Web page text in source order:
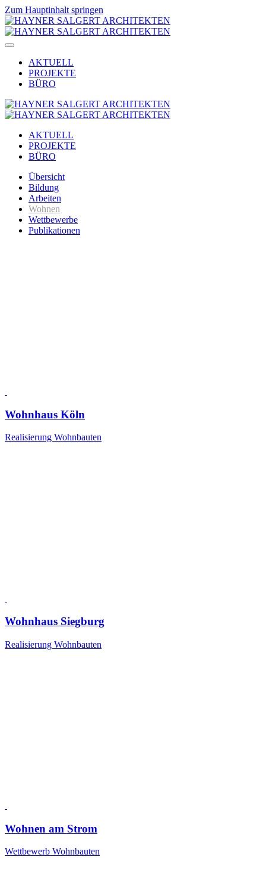
Zum Hauptinhalt springen
AKTUELL
PROJEKTE
BÜRO
AKTUELL
PROJEKTE
BÜRO
Übersicht
Bildung
Arbeiten
Wohnen
Wettbewerbe
Publikationen
Wohnhaus Köln
Realisierung Wohnbauten
Wohnhaus Siegburg
Realisierung Wohnbauten
Wohnen am Strom
Wettbewerb Wohnbauten